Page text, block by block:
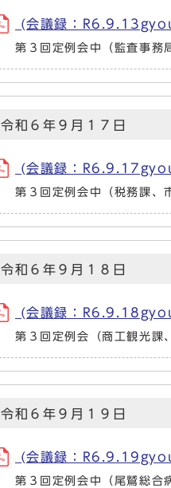
(会議録：
第３回定例会中（監査事務
令和６年９月１７日
(会議録：
第３回定例会中（税務課、
令和６年９月１８日
(会議録：
第３回定例会（商工観光課
令和６年９月１９日
(会議録：
第３回定例会中（尾鷲総合